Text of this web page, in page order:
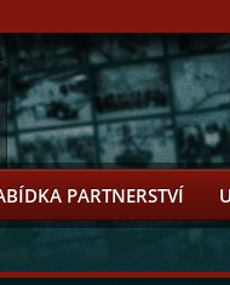
PARTNERSTVÍ